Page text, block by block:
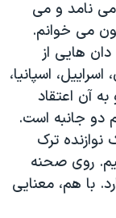
نامد و می
می خوانم.
هایی از
اسپانیا،
آن اعتقاد
دو جانبه است.
ترک
روی صحنه
با هم، معنایی